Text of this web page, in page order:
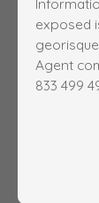
exposed
Agent
833 499